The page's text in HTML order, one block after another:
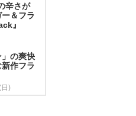
辛さが
＆フラ
』
の爽快
作フラ
)